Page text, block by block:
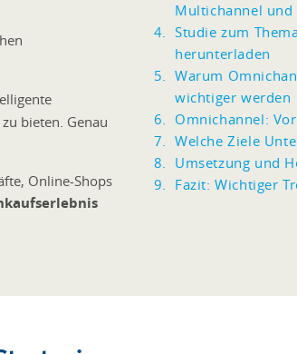
zu bieten. Genau
Online-Shops
Multichannel und
Studie zum
herunterladen
Warum
wichtiger werden
Omnichannel:
Welche Ziele
Umsetzung und
Fazit: Wichtiger